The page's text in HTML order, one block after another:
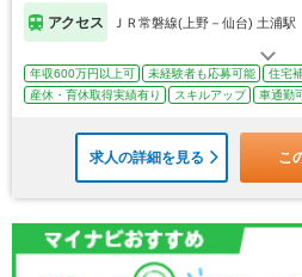
アクセス ＪＲ常磐線(上野－仙台) 土浦駅
年収600万円以上可 未経験者も応募可能
住宅
産休・育休取得実績有り
スキルアップ 車通勤
求人の詳細を見る こ